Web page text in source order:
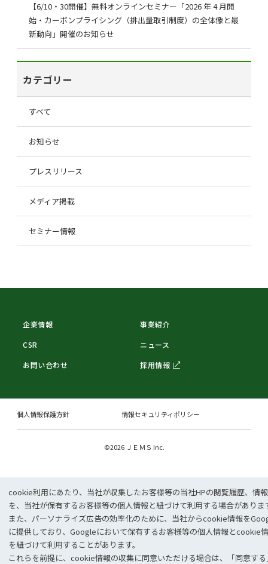
【6/10・30開催】無料オンラインセミナー「2026 年 4 月開
始・カーボンプライシング（排出量取引制度）の全体像と最
新動向」開催のお知らせ
カテゴリー
すべて
お知らせ
プレスリリース
メディア掲載
セミナー情報
企業情報
事業紹介
CSR
ニュース
お問い合わせ
採用情報
個人情報保護方針 情報セキュリティポリシー
©2026 ＪＥＭＳ Inc.
cookie利⽤にあたり、当社が収集したお客様等の当社HPの閲覧履歴、情
を、当社が保有するお客様等の個⼈情報と紐づけて利⽤する場合がありま
また、パーソナライズ広告の効率化のために、当社からcookie情報を
に提供しており、Googleにおいて保有するお客様等の個⼈情報とcookie
を紐づけて利⽤することがあります。
これらを前提に、cookie情報の収集に同意いただける場合は、「同意す